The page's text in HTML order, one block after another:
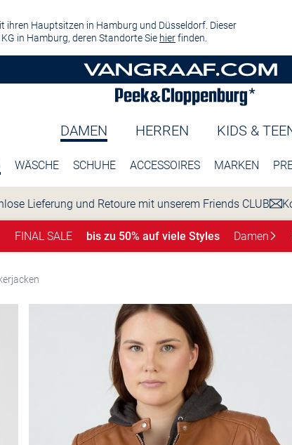
ihren Hauptsitzen in Hamburg und Düsseldorf. Dieser
in Hamburg, deren Standorte Sie hierfinden.
DAMEN HERREN KIDS &
WÄSCHE SCHUHE ACCESSOIRES MARKEN
Lieferung und Retoure mit unserem Friends CLUB
FINAL SALE bis zu 50% auf viele Styles Damen